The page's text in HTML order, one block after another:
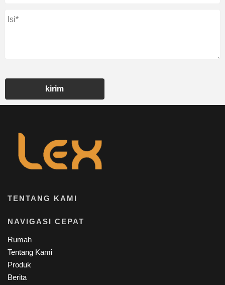
kirim
TENTANG KAMI
NAVIGASI CEPAT
Rumah
Tentang Kami
Produk
Berita